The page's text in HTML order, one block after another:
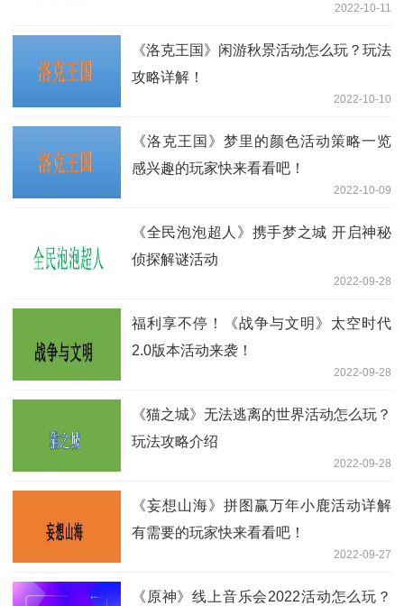
2022-10-11
《洛克王国》闲游秋景活动怎么玩？玩法
攻略详解！
2022-10-10
《洛克王国》梦里的颜色活动策略一览
感兴趣的玩家快来看看吧！
2022-10-09
《全民泡泡超人》携手梦之城 开启神秘
侦探解谜活动
2022-09-28
福利享不停！《战争与文明》太空时代
2.0版本活动来袭！
2022-09-28
《猫之城》无法逃离的世界活动怎么玩？
玩法攻略介绍
2022-09-28
《妄想山海》拼图赢万年小鹿活动详解
有需要的玩家快来看看吧！
2022-09-27
《原神》线上音乐会2022活动怎么玩？